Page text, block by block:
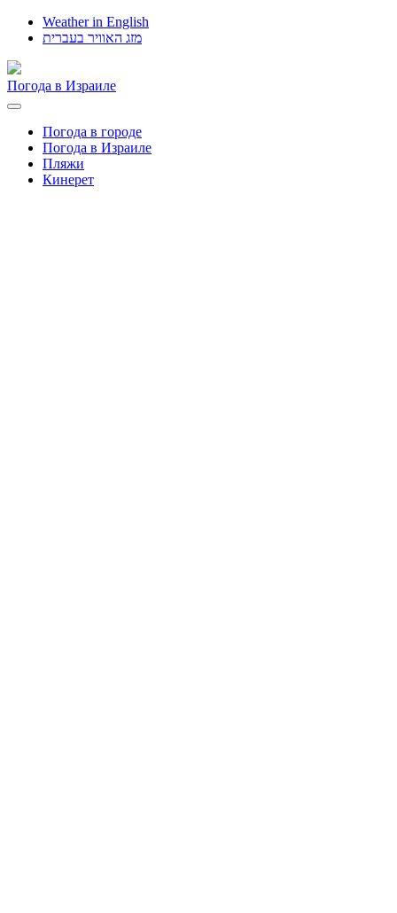
Weather in English
מזג האוויר בעברית
Погода в Израиле
Toggle
navigationПогода в городе
Погода в Израиле
Пляжи
Кинерет